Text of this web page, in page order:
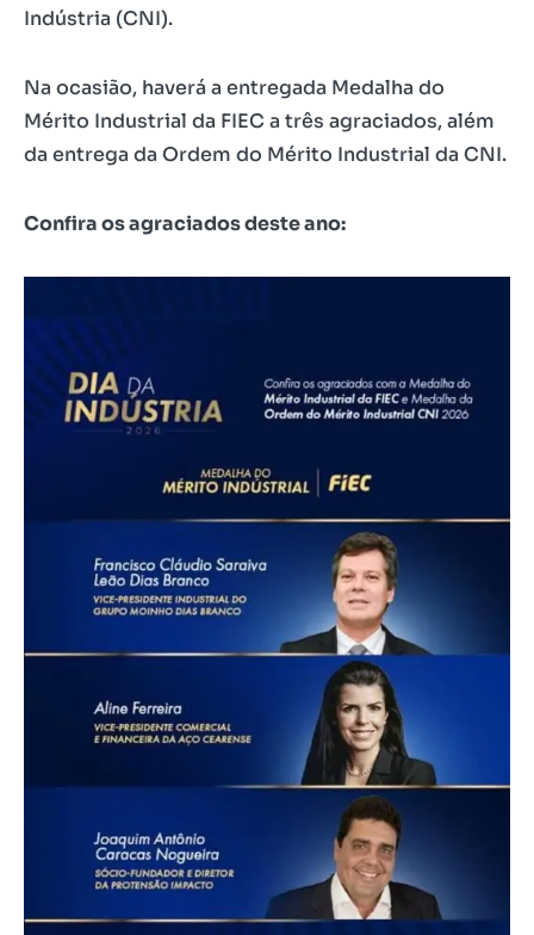
Indústria (CNI).
Na ocasião, haverá a entregada Medalha do
Mérito Industrial da FIEC a três agraciados, além
da entrega da Ordem do Mérito Industrial da CNI.
Confira os agraciados deste ano: